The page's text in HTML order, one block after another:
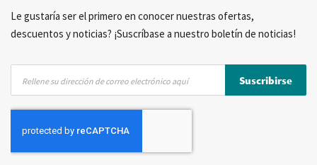
Posibilidad de crear marca privada
Le gustaría ser el primero en conocer nuestras ofertas,
descuentos y noticias? ¡Suscríbase a nuestro boletín de noticias!
nuestro
boletín
Suscribirse